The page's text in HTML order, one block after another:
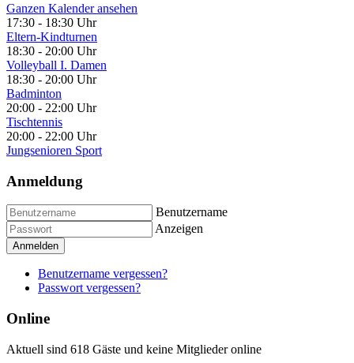
Ganzen Kalender ansehen
17:30 - 18:30 Uhr
Eltern-Kindturnen
18:30 - 20:00 Uhr
Volleyball I. Damen
18:30 - 20:00 Uhr
Badminton
20:00 - 22:00 Uhr
Tischtennis
20:00 - 22:00 Uhr
Jungsenioren Sport
Anmeldung
Benutzername
Anzeigen
Anmelden
Benutzername vergessen?
Passwort vergessen?
Online
Aktuell sind 618 Gäste und keine Mitglieder online